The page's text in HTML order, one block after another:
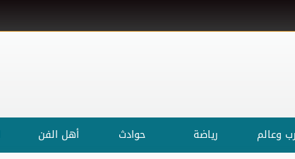
وعالم رياضة حوادث أهل الفن